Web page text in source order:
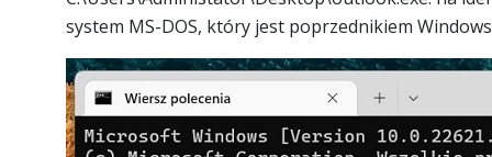
system MS-DOS, który jest poprzednikiem